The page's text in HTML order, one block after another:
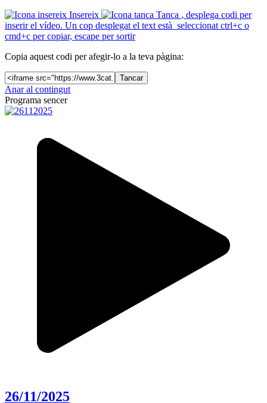
Insereix
Tanca , desplega codi per
inserir el vídeo. Un cop desplegat el text està seleccionat ctrl+c o
cmd+c per copiar, escape per sortir
Copia aquest codi per afegir-lo a la teva pàgina:
Tancar
Anar al contingut
Programa sencer
26/11/2025